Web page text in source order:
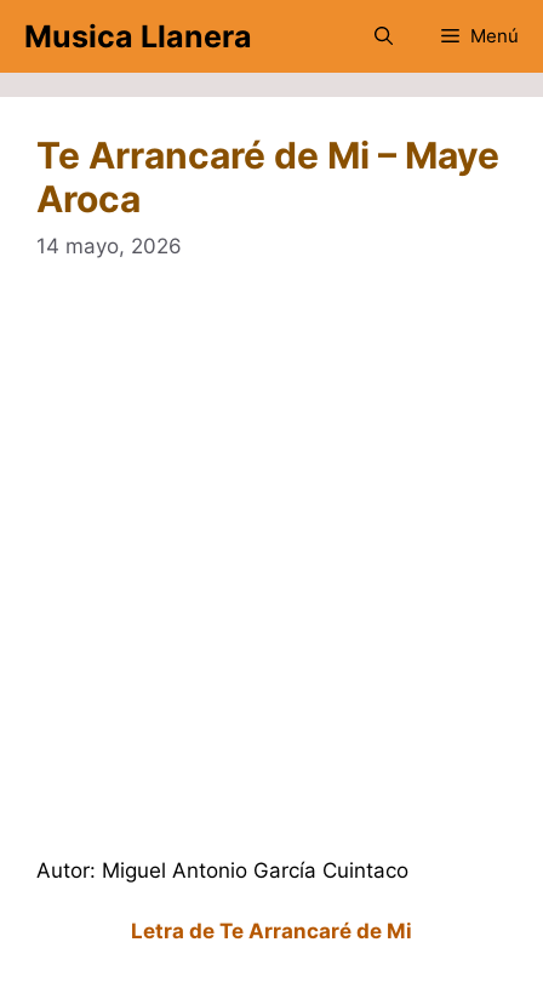
contenido
Musica Llanera Menú
Te Arrancaré de Mi – Maye
Aroca
14 mayo, 2026
Autor: Miguel Antonio García Cuintaco
Letra de Te Arrancaré de Mi